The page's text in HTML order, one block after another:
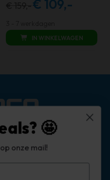
Oorspronkelijke
was:
€ 159,00.
€ 109,-
is:
€ 109,00.
IN WINKELWAGEN
🤩
onze mail!